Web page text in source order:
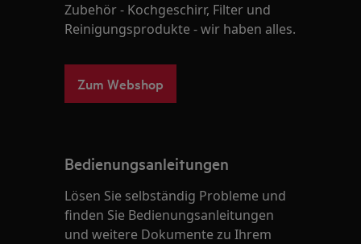
Zubehör - Kochgeschirr, Filter und
Reinigungsprodukte - wir haben alles.
Zum Webshop
Bedienungsanleitungen
Lösen Sie selbständig Probleme und
finden Sie Bedienungsanleitungen
und weitere Dokumente zu Ihrem